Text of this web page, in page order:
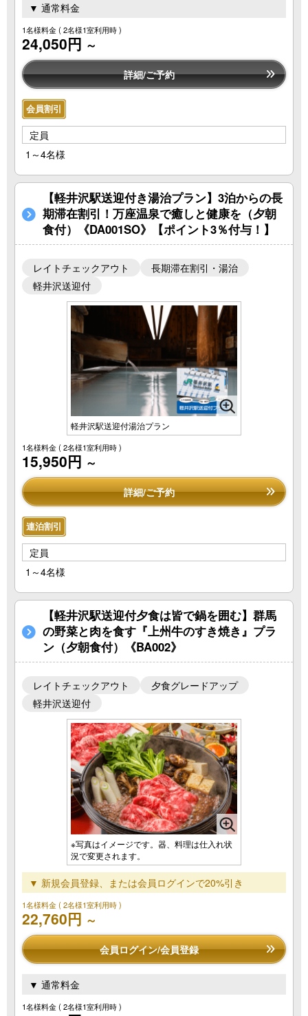
▼ 通常料金
1名様料金( 2名様1室利用時 )
24,050円 ～
詳細/ご予約
会員割引
定員
1～4名様
【軽井沢駅送迎付き湯治プラン】3泊からの長
期滞在割引！万座温泉で癒しと健康を（夕朝
食付）《DA001SO》【ポイント3％付与！】
レイトチェックアウト
長期滞在割引・湯治
軽井沢送迎付
軽井沢駅送迎付湯治プラン
1名様料金( 2名様1室利用時 )
15,950円 ～
詳細/ご予約
連泊割引
定員
1～4名様
【軽井沢駅送迎付夕食は皆で鍋を囲む】群馬
の野菜と肉を食す『上州牛のすき焼き』プラ
ン（夕朝食付）《BA002》
レイトチェックアウト
夕食グレードアップ
軽井沢送迎付
※写真はイメージです。器、料理は仕入れ状
況で変更されます。
▼ 新規会員登録、または会員ログインで20%引き
1名様料金( 2名様1室利用時 )
22,760円 ～
会員ログイン/会員登録
▼ 通常料金
1名様料金( 2名様1室利用時 )